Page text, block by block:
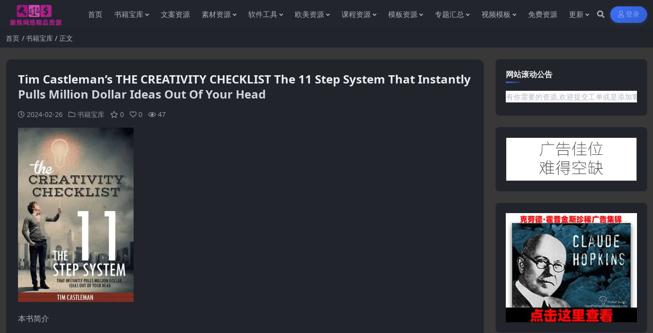
首页 书籍宝库 文案资源 素材资源 软件工具 欧美资源 课程资源 模板资源 专题汇总 视频模板 免费资源 更新 登录
首页 书籍宝库 正文
Tim Castleman’s THE CREATIVITY CHECKLIST The 11 Step System That Instantly
Pulls Million Dollar Ideas Out Of Your Head
2024-02-26 书籍宝库 0 0 47
本书简介
网站滚动公告
感谢您访问资源杂货铺获取各种信息资源!如果遇到任何问题或是网站没有你需要的资源,欢迎提交工单或是添加客服微信